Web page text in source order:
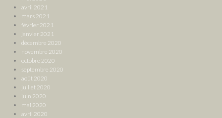
avril 2021
mars 2021
février 2021
janvier 2021
décembre 2020
novembre 2020
octobre 2020
septembre 2020
août 2020
juillet 2020
juin 2020
mai 2020
avril 2020